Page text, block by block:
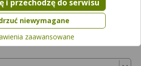
|65+|Dziecko
zł do 5,81 zł
zgody jest dobrowolne, a wyrażoną
chwili cofnąć, możesz też wycofać
Twoich danych tylko w niektórych
dowiedzieć się więcej lub chcesz
szczegółową, to możesz tego
zaawansowanych”.
niewymagane
i przechodzę do serwisu
zaawansowane